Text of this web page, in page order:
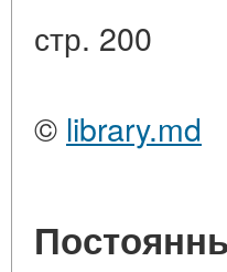
стр. 200
© library.md